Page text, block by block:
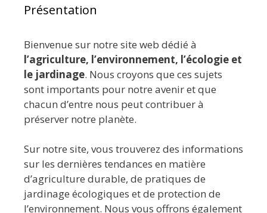
Présentation
Bienvenue sur notre site web dédié à
l’agriculture, l’environnement, l’écologie et
le jardinage. Nous croyons que ces sujets
sont importants pour notre avenir et que
chacun d’entre nous peut contribuer à
préserver notre planète.
Sur notre site, vous trouverez des informations
sur les dernières tendances en matière
d’agriculture durable, de pratiques de
jardinage écologiques et de protection de
l’environnement. Nous vous offrons également